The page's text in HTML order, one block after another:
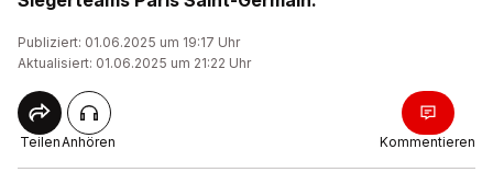
Publiziert: 01.06.2025 um 19:17 Uhr
Aktualisiert: 01.06.2025 um 21:22 Uhr
TeilenAnhören Kommentieren